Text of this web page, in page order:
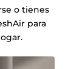
o tienes
para